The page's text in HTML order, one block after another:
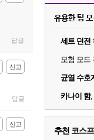
답글
신고
답글
신고
유용한 팁
세트 던전
모험 모드
균열 수호
카나이 함,
추천 코스